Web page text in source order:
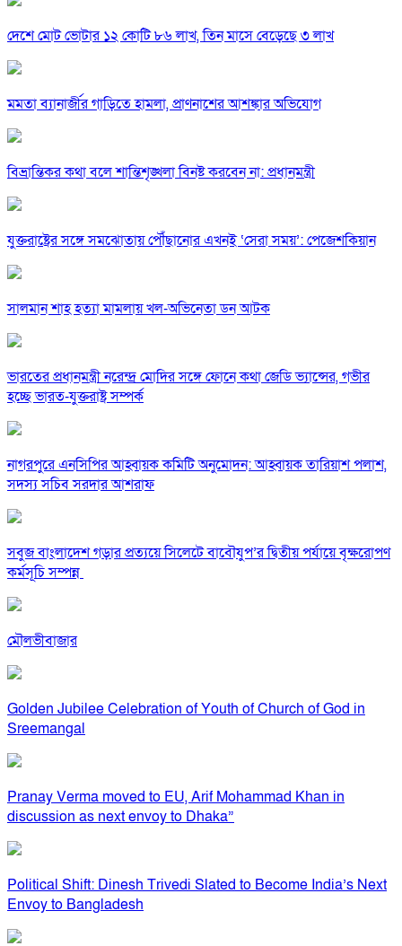
দেশে মোট ভোটার ১২ কোটি ৮৬ লাখ, তিন মাসে বেড়েছে ৩ লাখ
মমতা ব্যানার্জীর গাড়িতে হামলা, প্রাণনাশের আশঙ্কার অভিযোগ
বিভ্রান্তিকর কথা বলে শান্তিশৃঙ্খলা বিনষ্ট করবেন না: প্রধানমন্ত্রী
যুক্তরাষ্ট্রের সঙ্গে সমঝোতায় পৌঁছানোর এখনই ‘সেরা সময়’: পেজেশকিয়ান
সালমান শাহ হত্যা মামলায় খল-অভিনেতা ডন আটক
ভারতের প্রধানমন্ত্রী নরেন্দ্র মোদির সঙ্গে ফোনে কথা জেডি ভ্যান্সের, গভীর
হচ্ছে ভারত-যুক্তরাষ্ট্র সম্পর্ক
নাগরপুরে এনসিপির আহ্বায়ক কমিটি অনুমোদন: আহ্বায়ক তারিয়াশ পলাশ,
সদস্য সচিব সরদার আশরাফ
সবুজ বাংলাদেশ গড়ার প্রত্যয়ে সিলেটে বাবৌযুপ’র দ্বিতীয় পর্যায়ে বৃক্ষরোপণ
কর্মসূচি সম্পন্ন
মৌলভীবাজার
Golden Jubilee Celebration of Youth of Church of God in
Sreemangal
Pranay Verma moved to EU, Arif Mohammad Khan in
discussion as next envoy to Dhaka”
Political Shift: Dinesh Trivedi Slated to Become India’s Next
Envoy to Bangladesh